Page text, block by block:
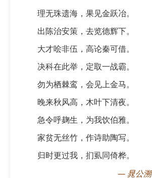
理无珠遗海，果见金跃冶。
出陈治安策，去览德辉下。
大才哙非伍，高论秦可借。
决科在此举，定取一战霸。
勿为栖棘鸾，会见上金马。
晚来秋风高，木叶下清夜。
急令呼麹生，为我饮伯雅。
家贫无丝竹，作诗助陶写。
归时更过我，扪虱同倚桦。
— 晁公溯